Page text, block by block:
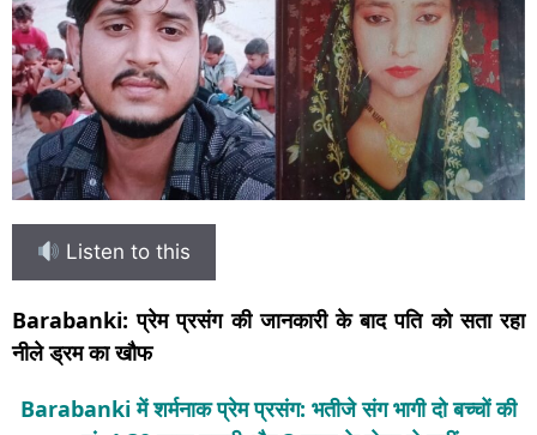
Listen to this
Barabanki: प्रेम प्रसंग की जानकारी के बाद पति को सता रहा
नीले ड्रम का खौफ
Barabanki में शर्मनाक प्रेम प्रसंग: भतीजे संग भागी दो बच्चों की